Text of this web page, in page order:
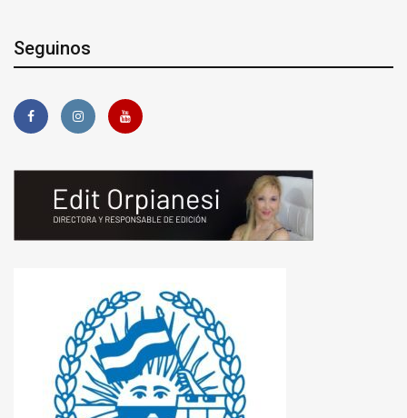
Seguinos